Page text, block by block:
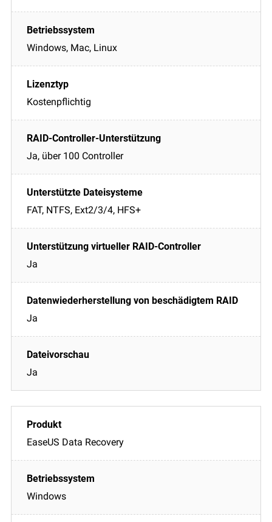
Windows, Mac, Linux
Kostenpflichtig
Ja, über 100 Controller
FAT, NTFS, Ext2/3/4, HFS+
Ja
Ja
Ja
EaseUS Data Recovery
Windows